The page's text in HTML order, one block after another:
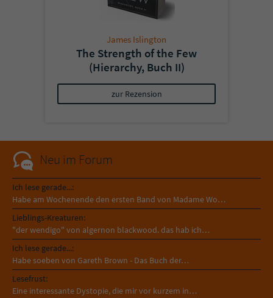
James Islington
The Strength of the Few
(Hierarchy, Buch II)
zur Rezension
Neu im Forum
Ich lese gerade...:
Habe am Wochenende den ersten Band von Madame Wo…
Lieblings-Kreaturen:
"der wendigo" von algernon blackwood. das hab ich…
Ich lese gerade...:
Habe soeben von Gareth Brown - Das Buch der…
Lesefrust:
Eine interessante Dystopie, die mir vor kurzem in…